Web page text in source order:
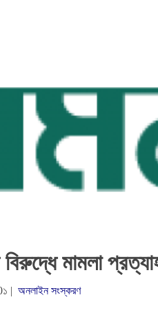
মামলা
| অনলাইন সংস্করণ